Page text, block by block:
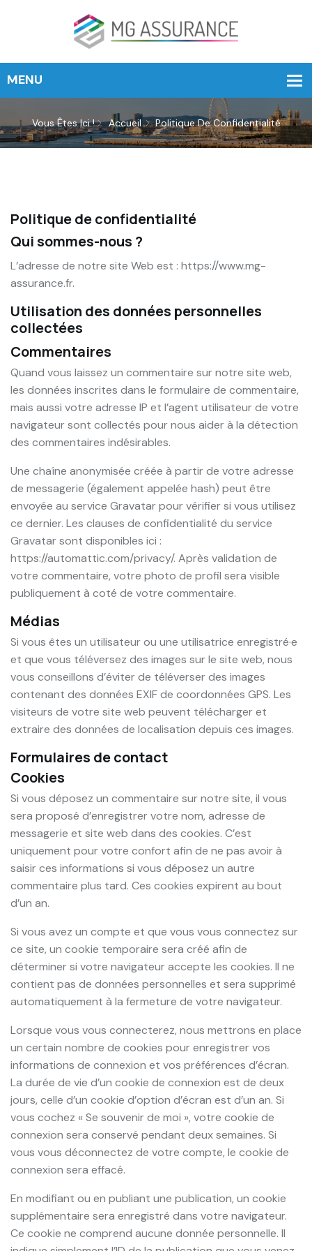
Vous Êtes Ici ! Accueil Politique De Confidentialité
Politique de confidentialité
Qui sommes-nous ?
L’adresse de notre site Web est : https://www.mg-
assurance.fr.
Utilisation des données personnelles
collectées
Commentaires
Quand vous laissez un commentaire sur notre site web,
les données inscrites dans le formulaire de commentaire,
mais aussi votre adresse IP et l’agent utilisateur de votre
navigateur sont collectés pour nous aider à la détection
des commentaires indésirables.
Une chaîne anonymisée créée à partir de votre adresse
de messagerie (également appelée hash) peut être
envoyée au service Gravatar pour vérifier si vous utilisez
ce dernier. Les clauses de confidentialité du service
Gravatar sont disponibles ici :
https://automattic.com/privacy/. Après validation de
votre commentaire, votre photo de profil sera visible
publiquement à coté de votre commentaire.
Médias
Si vous êtes un utilisateur ou une utilisatrice enregistré·e
et que vous téléversez des images sur le site web, nous
vous conseillons d’éviter de téléverser des images
contenant des données EXIF de coordonnées GPS. Les
visiteurs de votre site web peuvent télécharger et
extraire des données de localisation depuis ces images.
Formulaires de contact
Cookies
Si vous déposez un commentaire sur notre site, il vous
sera proposé d’enregistrer votre nom, adresse de
messagerie et site web dans des cookies. C’est
uniquement pour votre confort afin de ne pas avoir à
saisir ces informations si vous déposez un autre
commentaire plus tard. Ces cookies expirent au bout
d’un an.
Si vous avez un compte et que vous vous connectez sur
ce site, un cookie temporaire sera créé afin de
déterminer si votre navigateur accepte les cookies. Il ne
contient pas de données personnelles et sera supprimé
automatiquement à la fermeture de votre navigateur.
Lorsque vous vous connecterez, nous mettrons en place
un certain nombre de cookies pour enregistrer vos
informations de connexion et vos préférences d’écran.
La durée de vie d’un cookie de connexion est de deux
jours, celle d’un cookie d’option d’écran est d’un an. Si
vous cochez « Se souvenir de moi », votre cookie de
connexion sera conservé pendant deux semaines. Si
vous vous déconnectez de votre compte, le cookie de
connexion sera effacé.
En modifiant ou en publiant une publication, un cookie
supplémentaire sera enregistré dans votre navigateur.
Ce cookie ne comprend aucune donnée personnelle. Il